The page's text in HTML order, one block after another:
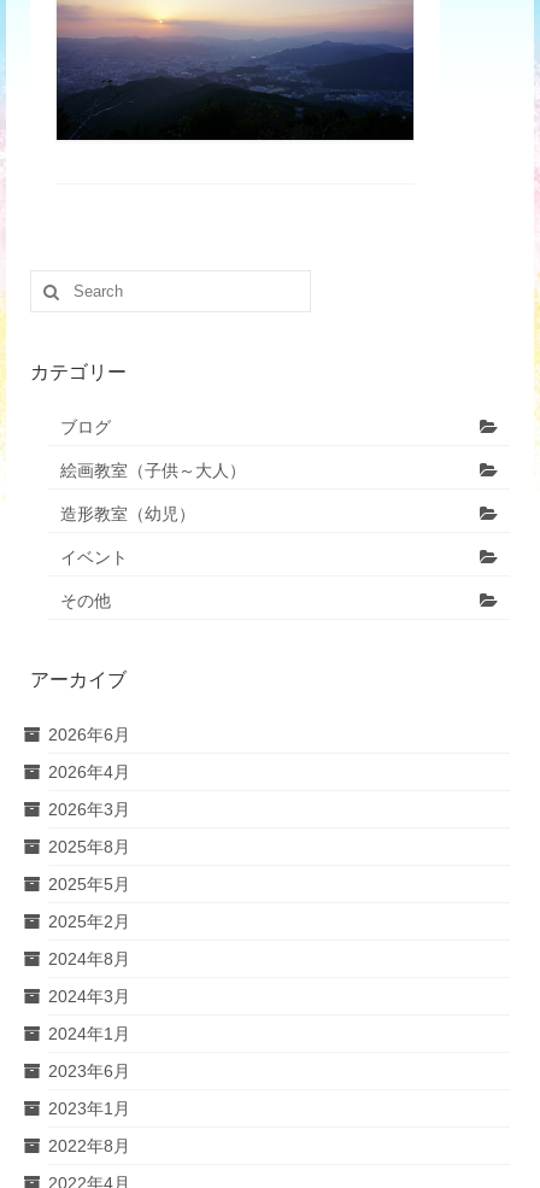
カテゴリー
ブログ
絵画教室（子供～大人）
造形教室（幼児）
イベント
その他
アーカイブ
2026年6月
2026年4月
2026年3月
2025年8月
2025年5月
2025年2月
2024年8月
2024年3月
2024年1月
2023年6月
2023年1月
2022年8月
2022年4月